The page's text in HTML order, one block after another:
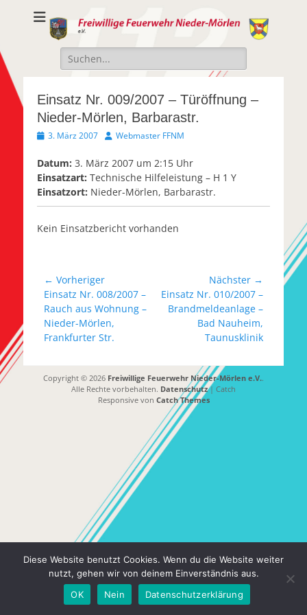
Freiwillige
Feuerwehr Nieder-
Mörlen e.V.
Freiwillige Feuerwehr Nieder-Mörlen e.v.
Suche
nach:
Einsatz Nr. 009/2007 – Türöffnung –
Nieder-Mörlen, Barbarastr.
Veröffentlicht
3. März 2007 AutorWebmaster FFNM
Datum: 3. März 2007 um 2:15 Uhr
Einsatzart: Technische Hilfeleistung – H 1 Y
Einsatzort: Nieder-Mörlen, Barbarastr.
Kein Einsatzbericht vorhanden
Beitragsnavigation
← Vorheriger
Vorheriger
Beitrag:
Einsatz Nr. 008/2007 –
Rauch aus Wohnung –
Nieder-Mörlen,
Frankfurter Str.
Nächster →
Nächster
Beitrag:
Einsatz Nr. 010/2007 –
Brandmeldeanlage –
Bad Nauheim,
Taunusklinik
Copyright © 2026 Freiwillige Feuerwehr Nieder-Mörlen e.V..
Alle Rechte vorbehalten. Datenschutz| Catch
Responsive von Catch Themes
Diese Website benutzt Cookies. Wenn du die Website weiter
nutzt, gehen wir von deinem Einverständnis aus.
OK
Nein Datenschutzerklärung